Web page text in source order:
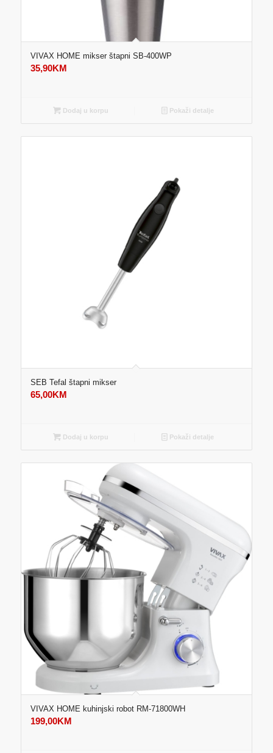
VIVAX HOME mikser štapni SB-400WP
35,90KM
Dodaj u korpu Pokaži detalje
SEB Tefal štapni mikser
65,00KM
Dodaj u korpu Pokaži detalje
VIVAX HOME kuhinjski robot RM-71800WH
199,00KM